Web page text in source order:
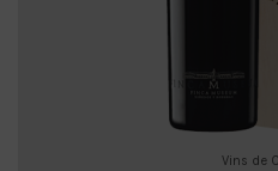
Vins de